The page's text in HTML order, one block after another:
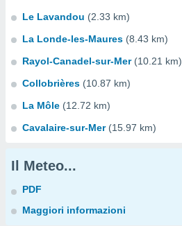
Le Lavandou (2.33 km)
La Londe-les-Maures (8.43 km)
Rayol-Canadel-sur-Mer (10.21 km)
Collobrières (10.87 km)
La Môle (12.72 km)
Cavalaire-sur-Mer (15.97 km)
Il Meteo...
PDF
Maggiori informazioni